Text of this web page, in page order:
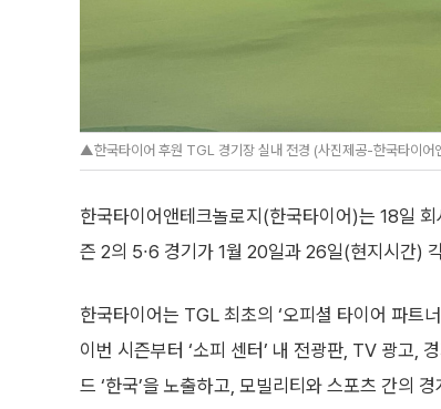
▲한국타이어 후원 TGL 경기장 실내 전경 (사진제공-한국타
한국타이어앤테크놀로지(한국타이어)는 18일
즌 2의 5∙6 경기가 1월 20일과 26일(현지시간)
한국타이어는 TGL 최초의 ‘오피셜 타이어 파트
이번 시즌부터 ‘소피 센터’ 내 전광판, TV 광고,
드 ‘한국’을 노출하고, 모빌리티와 스포츠 간의